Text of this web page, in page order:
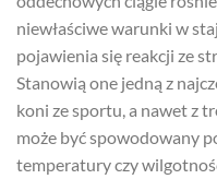
niewłaściwe warunki w
pojawienia się reakcji ze
Stanowią one jedną z
koni ze sportu, a nawet z
może być spowodowany
temperatury czy